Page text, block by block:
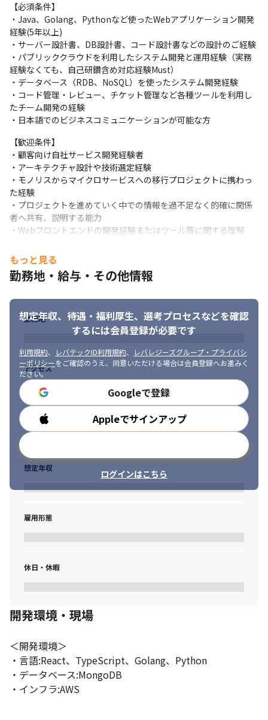
【必須条件】
・Java、Golang、Pythonなど使ったWebアプリケーション開発
経験(5年以上)
・サーバー設計書、DB設計書、コード設計書などの設計のご経験
・パブリッククラウドを利用したシステム開発と運用経験（実務
経験なくても、自己研鑽含め対応経験Must）
・データベース（RDB、NoSQL）を使ったシステム開発経験
・コード管理・レビュー、チケット管理など各種ツールを利用し
たチーム開発の経験
・日本語でのビジネスコミュニケーションが可能な方
【歓迎条件】
・顧客向け自社サービス開発経験者
・アーキテクチャ設計や技術選定経験
・モノリスからマイクロサービスへの移行プロジェクトに携わっ
た経験
・プロジェクトを進めていく中での情報を過不足なく的確に関係
者へ共有、説明する能力
・Webフロントエンドの開発経験またはツール等に関する理解
・顧客思考でのものづくりができる方
・足りないスキルや苦手分野を補う努力ができ、貪欲にスキルア
・スピードを意識し、最後まで仕事をやり遂げる責任感のある方
・周囲とコミュニケーションをとり幅広い業務に取り組める方
・自律的で能動的に業務に向き合える方
もっと見る
勤務地・給与・その他情報
想定年収、待遇・福利厚生、 選考プロセスなどを確認
するには会員登録が必要です
利用規約、 レバテックID利用規約、
レバレジーズグループ・プライバシ
ーポリシーをご確認のうえ、同意いただける場合は会員登録へお進みく
ださい。
Googleで登録
Appleでサインアップ
ログインはこちら
勤務地
アクセス
勤務時間
想定年収
雇用形態
休日・休暇
開発環境・現場
＜開発環境＞
・言語:React、TypeScript、Golang、Python
・データベース:MongoDB
・インフラ:AWS